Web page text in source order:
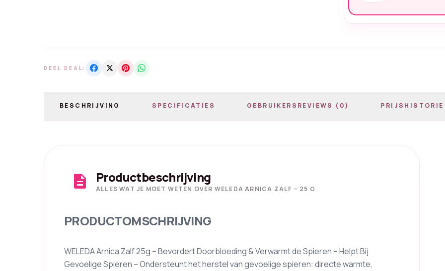
DEEL DEAL:
BESCHRIJVING SPECIFICATIES GEBRUIKERSREVIEWS (0) PRIJSHISTORIE
description Productbeschrijving
ALLES WAT JE MOET WETEN OVER WELEDA ARNICA ZALF – 25 G
PRODUCTOMSCHRIJVING
WELEDA Arnica Zalf 25g – Bevordert Doorbloeding & Verwarmt de Spieren – Helpt Bij
Gevoelige Spieren – Ondersteunt het herstel van gevoelige spieren: directe warmte,